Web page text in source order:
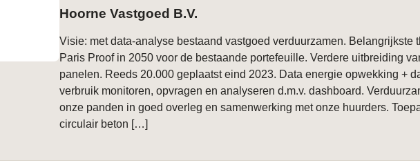
Hoorne Vastgoed B.V.
Visie: met data-analyse bestaand vastgoed verduurzamen. Belangrijkste
Paris Proof in 2050 voor de bestaande portefeuille. Verdere uitbreiding
panelen. Reeds 20.000 geplaatst eind 2023. Data energie opwekking +
verbruik monitoren, opvragen en analyseren d.m.v. dashboard.
onze panden in goed overleg en samenwerking met onze huurders.
circulair beton […]